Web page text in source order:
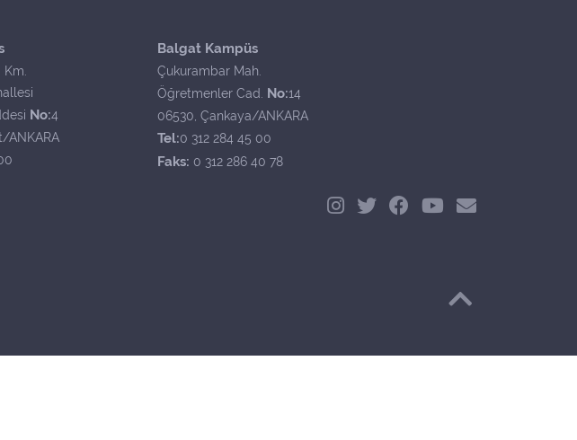
No:4
ANKARA
Balgat Kampüs
Çukurambar Mah.
Öğretmenler Cad. No:14
06530, Çankaya/ANKARA
Tel:0 312 284 45 00
Faks: 0 312 286 40 78